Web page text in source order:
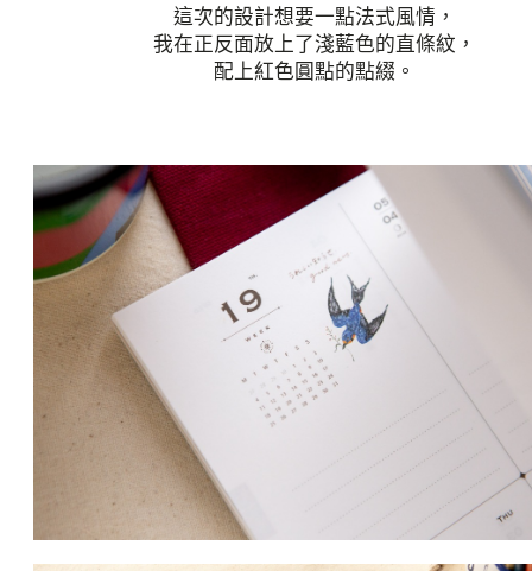
這次的設計想要一點法式風情，
我在正反面放上了淺藍色的直條紋，
配上紅色圓點的點綴。